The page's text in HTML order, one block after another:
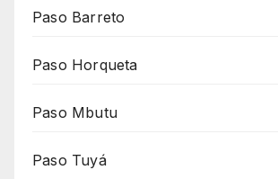
Paso Barreto
Paso Horqueta
Paso Mbutu
Paso Tuyá